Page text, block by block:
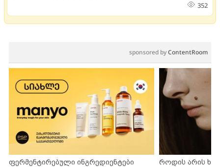
352
sponsored byContentRoom
ფერმენტირებული ინგრედიენტები
როდის არის